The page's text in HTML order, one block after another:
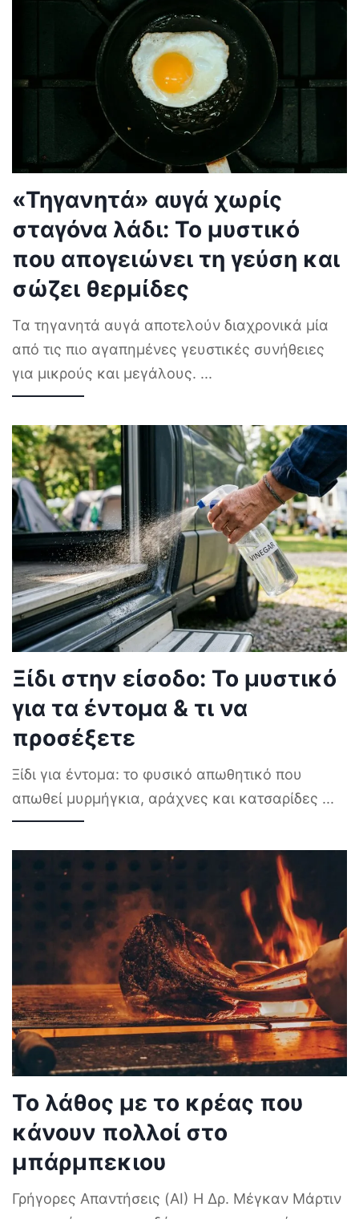
«Τηγανητά» αυγά χωρίς
σταγόνα λάδι: Το μυστικό
που απογειώνει τη γεύση και
σώζει θερμίδες
Τα τηγανητά αυγά αποτελούν διαχρονικά μία
από τις πιο αγαπημένες γευστικές συνήθειες
για μικρούς και μεγάλους. ...
Ξίδι στην είσοδο: Το μυστικό
για τα έντομα & τι να
προσέξετε
Ξίδι για έντομα: το φυσικό απωθητικό που
απωθεί μυρμήγκια, αράχνες και κατσαρίδες ...
Το λάθος με το κρέας που
κάνουν πολλοί στο
μπάρμπεκιου
Γρήγορες Απαντήσεις (AI) Η Δρ. Μέγκαν Μάρτιν